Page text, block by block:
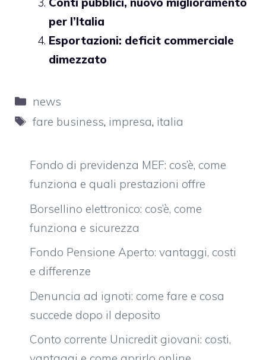
per l’Italia
Esportazioni: deficit commerciale
dimezzato
Categorie
news
Tag
fare business, impresa, italia
Fondo di previdenza MEF: cos’è, come
funziona e quali prestazioni offre
Borsellino elettronico: cos’è, come
funziona e sicurezza
Fondo Pensione Aperto: vantaggi, costi
e differenze
Denuncia ad ignoti: come fare e cosa
succede dopo il deposito
Conto corrente Unicredit giovani: costi,